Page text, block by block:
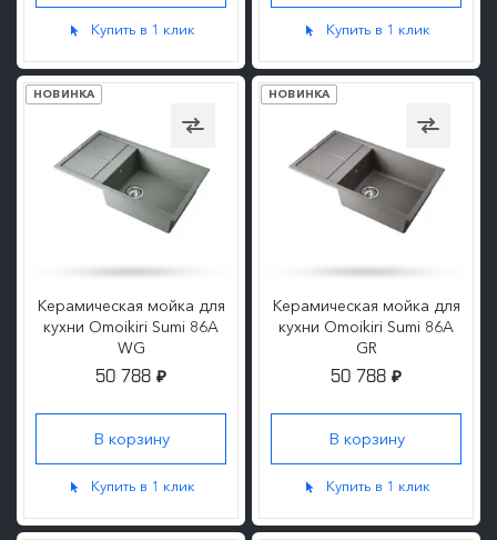
Купить в 1 клик Купить в 1 клик
НОВИНКА
Керамическая мойка для
кухни Omoikiri Sumi 86A
WG
50 788 ₽
Купить в 1 клик
НОВИНКА
Керамическая мойка для
кухни Omoikiri Sumi 86A
GR
50 788 ₽
Купить в 1 клик
ПОДРОБНЕЕ ПОДРОБНЕЕ